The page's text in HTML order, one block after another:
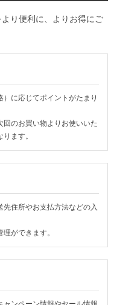
り便利に、よりお得にご
に応じてポイントがたまり
回のお買い物よりお使いいた
ます。
住所やお支払方法などの入
ができます。